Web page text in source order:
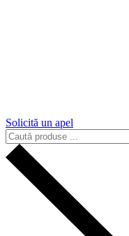
Solicită un apel